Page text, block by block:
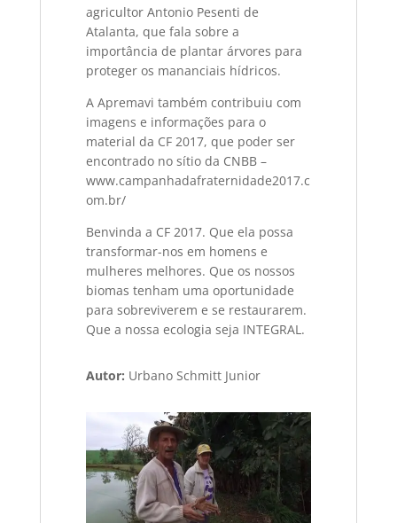
agricultor Antonio Pesenti de
Atalanta, que fala sobre a
importância de plantar árvores para
proteger os mananciais hídricos.
A Apremavi também contribuiu com
imagens e informações para o
material da CF 2017, que poder ser
encontrado no sítio da CNBB –
www.campanhadafraternidade2017.c
om.br/
Benvinda a CF 2017. Que ela possa
transformar-nos em homens e
mulheres melhores. Que os nossos
biomas tenham uma oportunidade
para sobreviverem e se restaurarem.
Que a nossa ecologia seja INTEGRAL.
Autor: Urbano Schmitt Junior